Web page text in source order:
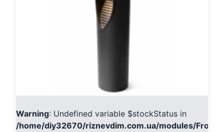
Warning: Undefined variable $stockStatus in
/home/diy32670/riznevdim.com.ua/modules/